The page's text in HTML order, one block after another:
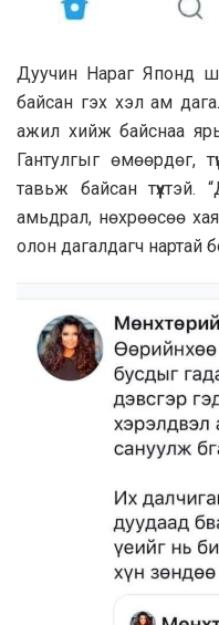
Дуучин Нараг Японд
байсан гэх хэл ам
ажил хийж байснаа
Гантулгыг өмөөрдөг,
тавьж байсан түүхтэй.
амьдрал, нөхрөөсөө
олон дагалдагч нартай